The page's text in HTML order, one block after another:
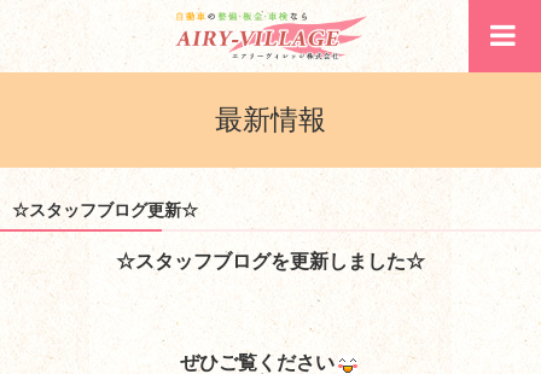
最新情報
☆スタッフブログ更新☆
☆スタッフブログを更新しました☆
ぜひご覧ください